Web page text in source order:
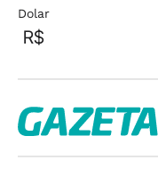
Dolar
R$